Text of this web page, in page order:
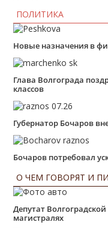
ПОЛИТИКА
Новые назначения в
Глава Волгограда
классов
Губернатор Бочаров
Бочаров потребовал
О ЧЕМ ГОВОРЯТ И
Депутат
магистралях